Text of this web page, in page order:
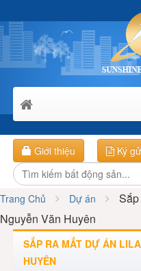
Giới thiệu Ký
Trang Chủ Dự án
Nguyễn Văn Huyên
SẮP RA MẮT DỰ ÁN
HUYÊN